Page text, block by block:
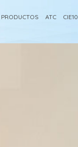
PRODUCTOS ATC CIE10